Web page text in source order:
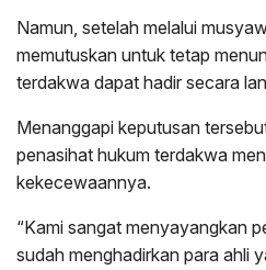
Namun, setelah melalui
memutuskan untuk tetap
terdakwa dapat hadir secara
Menanggapi keputusan
penasihat hukum terdakwa
kekecewaannya.
“Kami sangat menyayangkan
sudah menghadirkan para ahli